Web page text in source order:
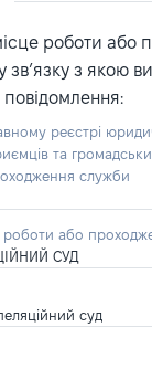
роботи або
зв’язку з якою
повідомлення:
реєстрі
та
служби
роботи або
СУД
суд